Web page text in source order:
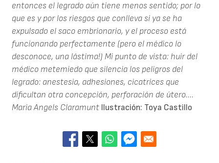
entonces el legrado aún tiene menos sentido; por lo
que es y por los riesgos que conlleva si ya se ha
expulsado el saco embrionario, y el proceso está
funcionando perfectamente (pero el médico lo
desconoce, una lástima!) Mi punto de vista: huir del
médico metemiedo que silencia los peligros del
legrado: anestesia, adhesiones, cicatrices que
dificultan otra concepción, perforación de útero....
Maria Angels Claramunt Ilustración: Toya Castillo